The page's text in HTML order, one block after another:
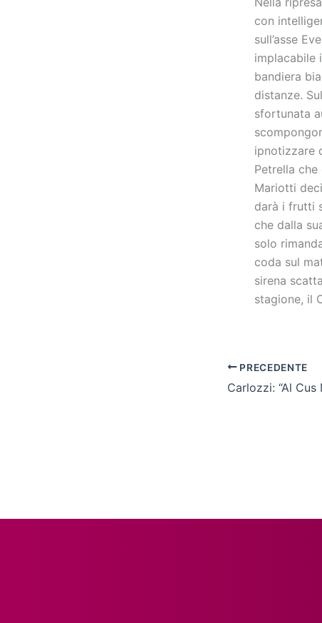
con
sull’asse
implacabile
bandiera
distanze.
sfortunata
ipnotizzare
Petrella
Mariotti
darà i frutti
che dalla
solo
coda sul
sirena
stagione, il
PRECEDENTE